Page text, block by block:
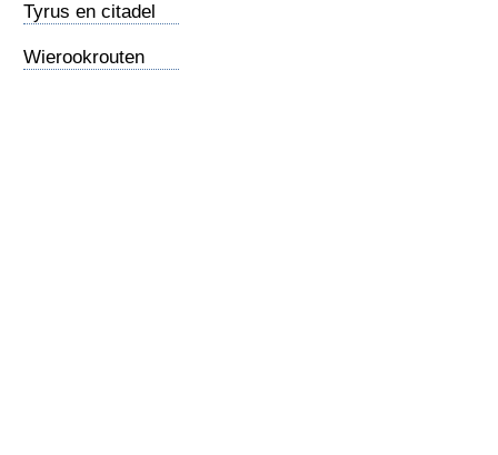
Tyrus en citadel
Wierookrouten